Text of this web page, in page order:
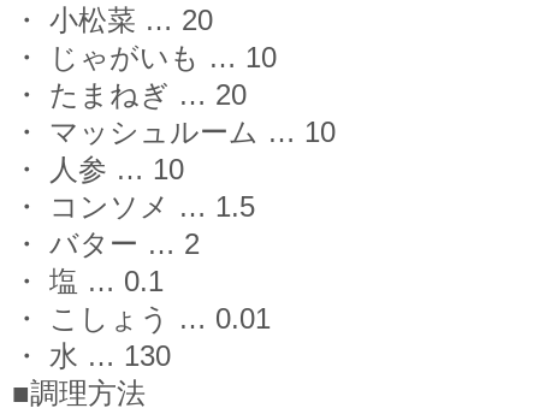
・ 小松菜 … 20
・ じゃがいも … 10
・ たまねぎ … 20
・ マッシュルーム … 10
・ 人参 … 10
・ コンソメ … 1.5
・ バター … 2
・ 塩 … 0.1
・ こしょう … 0.01
・ 水 … 130
■調理方法